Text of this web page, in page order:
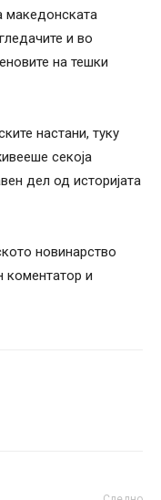
македонската
и во
на тешки
настани, туку
секоја
дел од историјата
новинарство
коментатор и